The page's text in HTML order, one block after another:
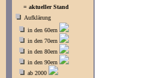
= aktueller Stand
Aufklärung
in den 60ern
in den 70ern
in den 80ern
in den 90ern
ab 2000